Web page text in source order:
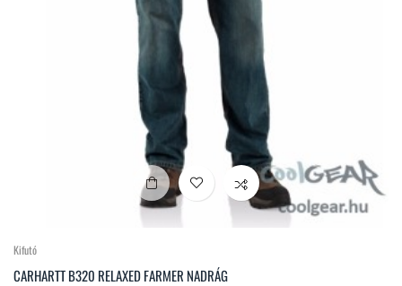
Kifutó
CARHARTT B320 RELAXED FARMER NADRÁG